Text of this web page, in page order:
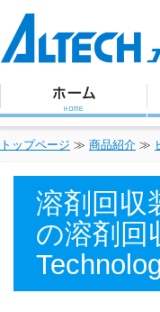
トップページ ≫ 商品紹介 ≫
溶剤回収
の溶剤回